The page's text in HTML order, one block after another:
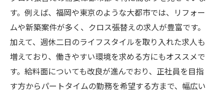
す。例えば、福岡や東京のような大都市では、リフォー
ムや新築案件が多く、クロス張替えの求人が豊富です。
加えて、週休二日のライフスタイルを取り入れた求人も
増えており、働きやすい環境を求める方にもオススメで
す。給料面についても改良が進んでおり、正社員を目指
す方からパートタイムの勤務を希望する方まで、幅広い